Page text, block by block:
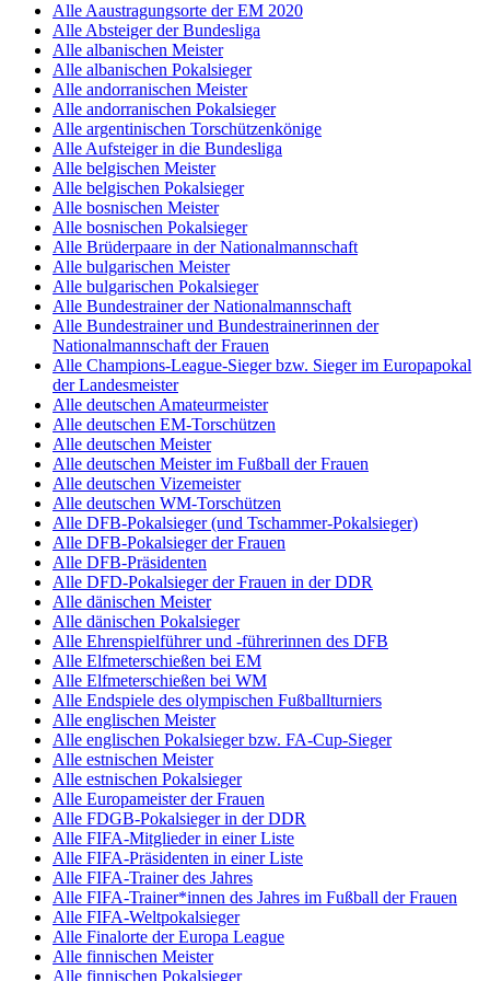
Alle Aaustragungsorte der EM 2020
Alle Absteiger der Bundesliga
Alle albanischen Meister
Alle albanischen Pokalsieger
Alle andorranischen Meister
Alle andorranischen Pokalsieger
Alle argentinischen Torschützenkönige
Alle Aufsteiger in die Bundesliga
Alle belgischen Meister
Alle belgischen Pokalsieger
Alle bosnischen Meister
Alle bosnischen Pokalsieger
Alle Brüderpaare in der Nationalmannschaft
Alle bulgarischen Meister
Alle bulgarischen Pokalsieger
Alle Bundestrainer der Nationalmannschaft
Alle Bundestrainer und Bundestrainerinnen der
Nationalmannschaft der Frauen
Alle Champions-League-Sieger bzw. Sieger im Europapokal
der Landesmeister
Alle deutschen Amateurmeister
Alle deutschen EM-Torschützen
Alle deutschen Meister
Alle deutschen Meister im Fußball der Frauen
Alle deutschen Vizemeister
Alle deutschen WM-Torschützen
Alle DFB-Pokalsieger (und Tschammer-Pokalsieger)
Alle DFB-Pokalsieger der Frauen
Alle DFB-Präsidenten
Alle DFD-Pokalsieger der Frauen in der DDR
Alle dänischen Meister
Alle dänischen Pokalsieger
Alle Ehrenspielführer und -führerinnen des DFB
Alle Elfmeterschießen bei EM
Alle Elfmeterschießen bei WM
Alle Endspiele des olympischen Fußballturniers
Alle englischen Meister
Alle englischen Pokalsieger bzw. FA-Cup-Sieger
Alle estnischen Meister
Alle estnischen Pokalsieger
Alle Europameister der Frauen
Alle FDGB-Pokalsieger in der DDR
Alle FIFA-Mitglieder in einer Liste
Alle FIFA-Präsidenten in einer Liste
Alle FIFA-Trainer des Jahres
Alle FIFA-Trainer*innen des Jahres im Fußball der Frauen
Alle FIFA-Weltpokalsieger
Alle Finalorte der Europa League
Alle finnischen Meister
Alle finnischen Pokalsieger